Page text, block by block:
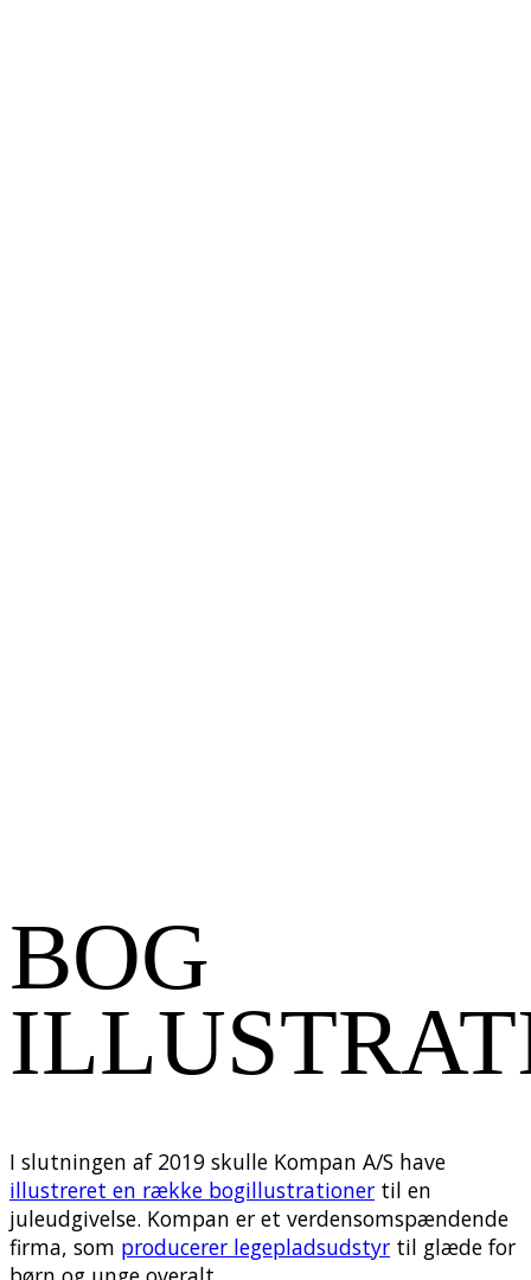
BOG
I slutningen af 2019 skulle Kompan A/S have
illustreret en række bogillustrationer til en
juleudgivelse. Kompan er et verdensomspændende
firma, som producerer legepladsudstyr til glæde for